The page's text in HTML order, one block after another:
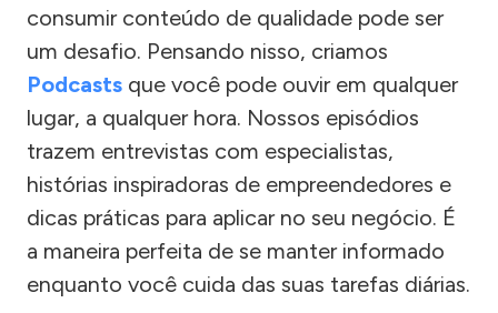
consumir conteúdo de qualidade pode ser
um desafio. Pensando nisso, criamos
Podcasts que você pode ouvir em qualquer
lugar, a qualquer hora. Nossos episódios
trazem entrevistas com especialistas,
histórias inspiradoras de empreendedores e
dicas práticas para aplicar no seu negócio. É
a maneira perfeita de se manter informado
enquanto você cuida das suas tarefas diárias.